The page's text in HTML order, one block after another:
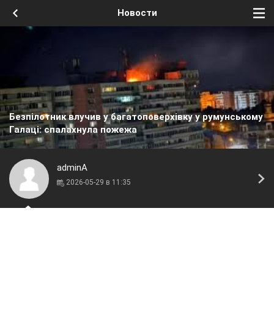
Новости
Безпілотник влучив у багатоповерхівку у румунському
Галаці: спалахнула пожежа
adminA
2026-05-29 в 11:35